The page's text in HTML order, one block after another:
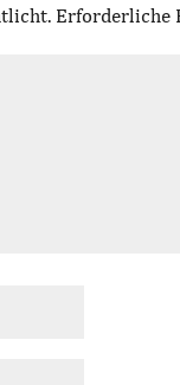
Erforderliche